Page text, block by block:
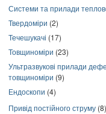
Системи та прилади
Твердоміри (2)
Течешукачі (17)
Товщиноміри (23)
Ультразвукові прилади
товщиноміри (9)
Ендоскопи (4)
Привід постійного струму (8)